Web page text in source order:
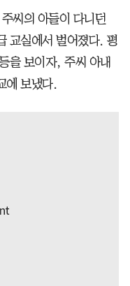
씨의 아들이 다니던
교실에서 벌어졌다. 평
을 보이자, 주씨 아내
에 보냈다.